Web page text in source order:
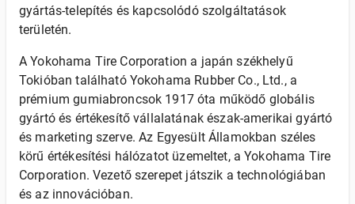
gyártás-telepítés és kapcsolódó szolgáltatások
területén.
A Yokohama Tire Corporation a japán székhelyű
Tokióban található Yokohama Rubber Co., Ltd., a
prémium gumiabroncsok 1917 óta működő globális
gyártó és értékesítő vállalatának észak-amerikai gyártó
és marketing szerve. Az Egyesült Államokban széles
körű értékesítési hálózatot üzemeltet, a Yokohama Tire
Corporation. Vezető szerepet játszik a technológiában
és az innovációban.